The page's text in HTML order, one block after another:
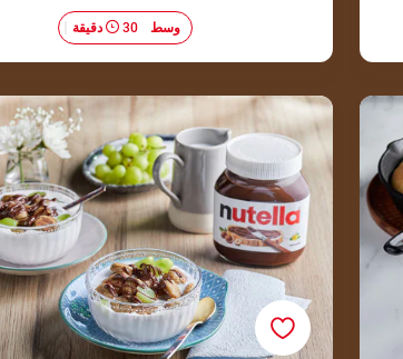
وسط​ 30 دقيقة
بان كيك ميني بالشوفان والفواكه والــ ®Nutella